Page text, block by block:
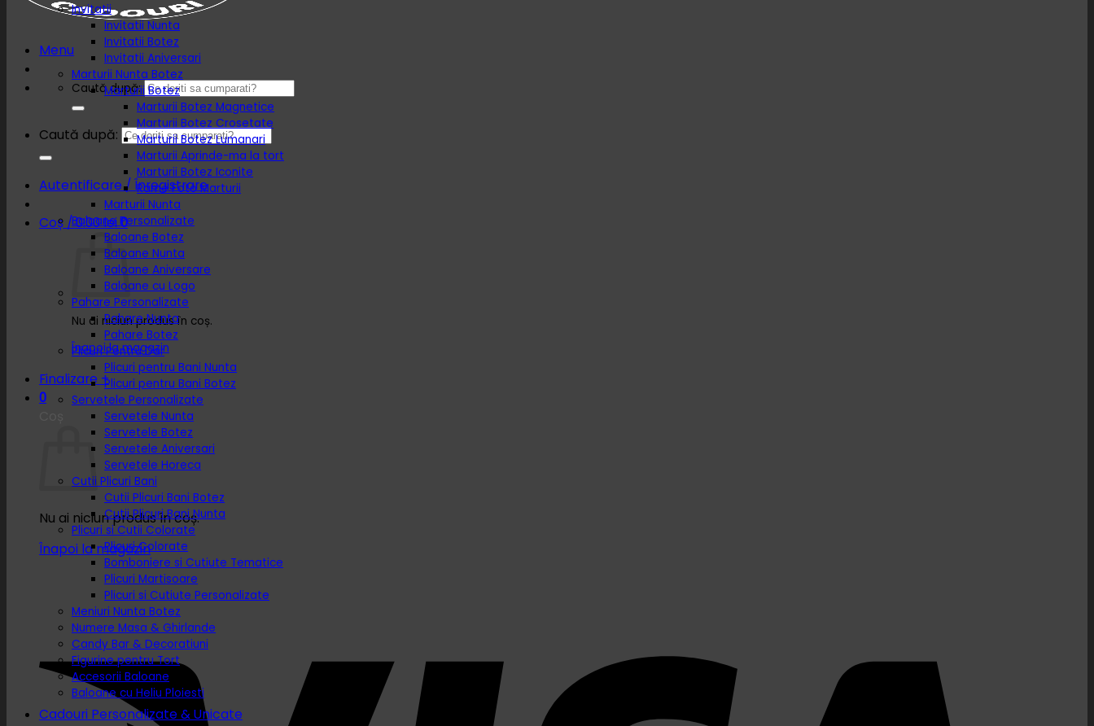
Menu
Caută după:
Caută după:
Autentificare / Înregistrare
Coș /0.00lei0
Nu ai niciun produs în coș.
Înapoi la magazin
Finalizare +
0
Nu ai niciun produs în coș.
Înapoi la magazin
Invitatii
Invitatii Nunta
Invitatii Botez
Invitatii Aniversari
Marturii Nunta Botez
Marturii Botez
Marturii Botez Magnetice
Marturii Botez Crosetate
Marturii Botez Lumanari
Marturii Aprinde-ma la tort
Marturii Botez Iconite
Rame Foto Marturii
Marturii Nunta
Baloane Personalizate
Baloane Botez
Baloane Nunta
Baloane Aniversare
Baloane cu Logo
Pahare Personalizate
Pahare Nunta
Pahare Botez
Plicuri Pentru Dar
Plicuri pentru Bani Nunta
Plicuri pentru Bani Botez
Servetele Personalizate
Servetele Nunta
Servetele Botez
Servetele Aniversari
Servetele Horeca
Cutii Plicuri Bani
Cutii Plicuri Bani Botez
Cutii Plicuri Bani Nunta
Plicuri si Cutii Colorate
Plicuri Colorate
Bomboniere si Cutiute Tematice
Plicuri Martisoare
Plicuri si Cutiute Personalizate
Meniuri Nunta Botez
Numere Masa & Ghirlande
Candy Bar & Decoratiuni
Figurine pentru Tort
Accesorii Baloane
Baloane cu Heliu Ploiesti
Cadouri Personalizate & Unicate